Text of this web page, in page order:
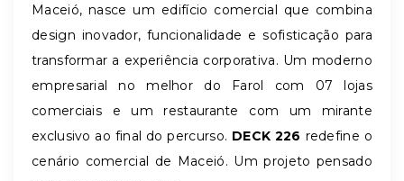
Maceió, nasce um edifício comercial que combina
design inovador, funcionalidade e sofisticação para
transformar a experiência corporativa. Um moderno
empresarial no melhor do Farol com 07 lojas
comerciais e um restaurante com um mirante
exclusivo ao final do percurso. DECK 226 redefine o
cenário comercial de Maceió. Um projeto pensado